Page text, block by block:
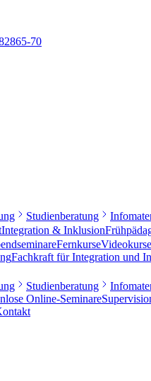
70
Studienberatung
Integration & Inklusion
FernkurseVideokurse
Fachkraft für Integration und
Studienberatung
Online-Seminare